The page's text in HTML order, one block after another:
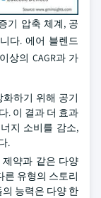
기 압축 체계, 공
다. 에어 블렌드
상의 CAGR과 가
하기 위해 공기
. 이 결과 더 효과
지 소비를 감소,
.
약과 같은 다양
른 유형의 스토리
능력은 다양 한